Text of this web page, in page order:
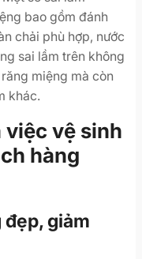
bao gồm đánh
chải phù hợp, nước
sai lầm trên không
miệng mà còn
khác.
việc vệ sinh
hàng
đẹp, giảm